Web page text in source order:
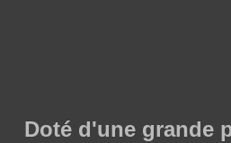
Doté d'une grande